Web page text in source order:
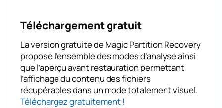
Téléchargement gratuit
La version gratuite de Magic Partition Recovery
propose l’ensemble des modes d’analyse ainsi
que l’aperçu avant restauration permettant
l’affichage du contenu des fichiers
récupérables dans un mode totalement visuel.
Téléchargez gratuitement !